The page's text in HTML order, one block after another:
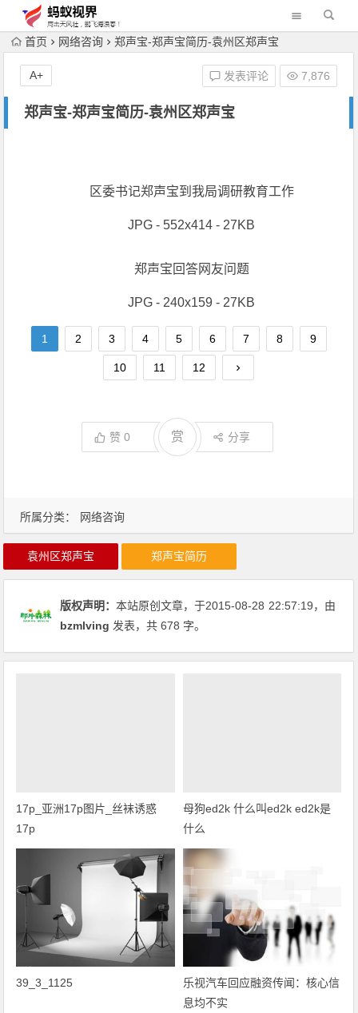
首页 网络咨询 郑声宝-郑声宝简历-袁州区郑声宝
郑声宝-郑声宝简历-袁州区郑声宝
发表评论 7,876
A+
所属分类： 网络咨询
区委书记郑声宝到我局调研教育工作
JPG - 552x414 - 27KB
郑声宝回答网友问题
JPG - 240x159 - 27KB
1 2 3 4 5 6 7 8 9
10 11 12
赞0 赏 分享
袁州区郑声宝 郑声宝简历
版权声明：本站原创文章，于2015-08-28 22:57:19，由
bzmlving 发表，共 678 字。
17p_亚洲17p图片_丝袜诱惑
17p
母狗ed2k 什么叫ed2k ed2k是
什么
39_3_1125
乐视汽车回应融资传闻：核心信
息均不实